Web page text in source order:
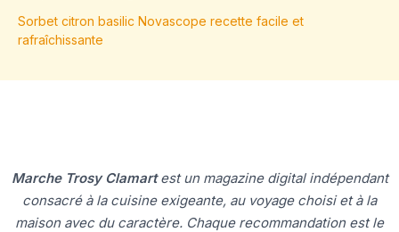
Sorbet citron basilic Novascope recette facile et
rafraîchissante
Marche Trosy Clamartest un magazine digital indépendant
consacré à la cuisine exigeante, au voyage choisi et à la
maison avec du caractère. Chaque recommandation est le